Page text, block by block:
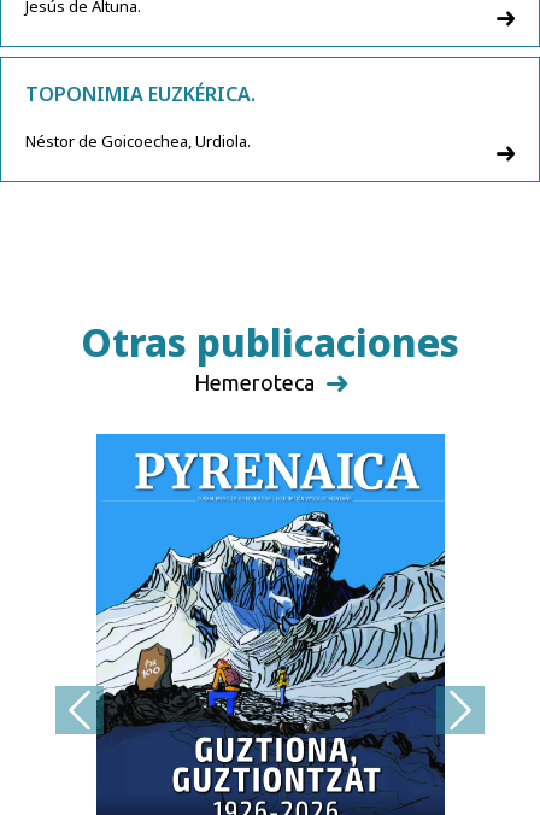
Jesús de Altuna.
TOPONIMIA EUZKÉRICA.
Néstor de Goicoechea, Urdiola.
Otras publicaciones
Hemeroteca